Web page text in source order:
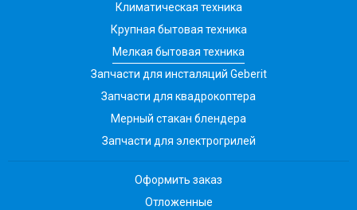
Климатическая техника
Крупная бытовая техника
Мелкая бытовая техника
Запчасти для инсталяций Geberit
Запчасти для квадрокоптера
Мерный стакан блендера
Запчасти для электрогрилей
Оформить заказ
Отложенные